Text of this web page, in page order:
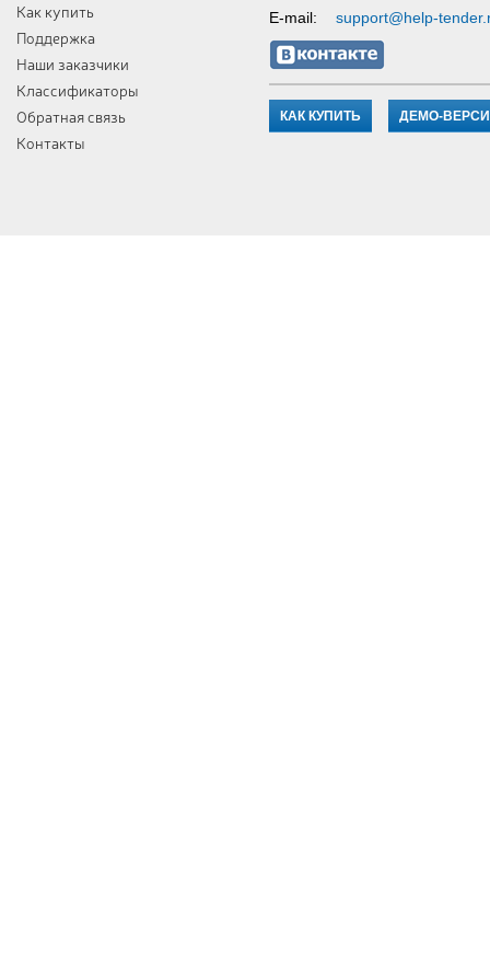
Как купить
Поддержка
Наши заказчики
Классификаторы
Обратная связь
Контакты
E-mail:
support@help-
КАК КУПИТЬ ДЕМО-